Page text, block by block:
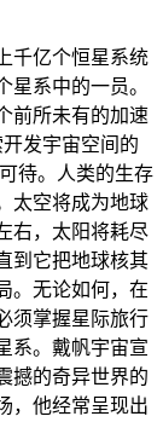
亿个恒星系统
星系中的一员。
前所未有的加速
发宇宙空间的
待。人类的生存
太空将成为地球
右，太阳将耗尽
到它把地球核其
。无论如何，在
须掌握星际旅行
系。戴帆宇宙宣
撼的奇异世界的
，他经常呈现出